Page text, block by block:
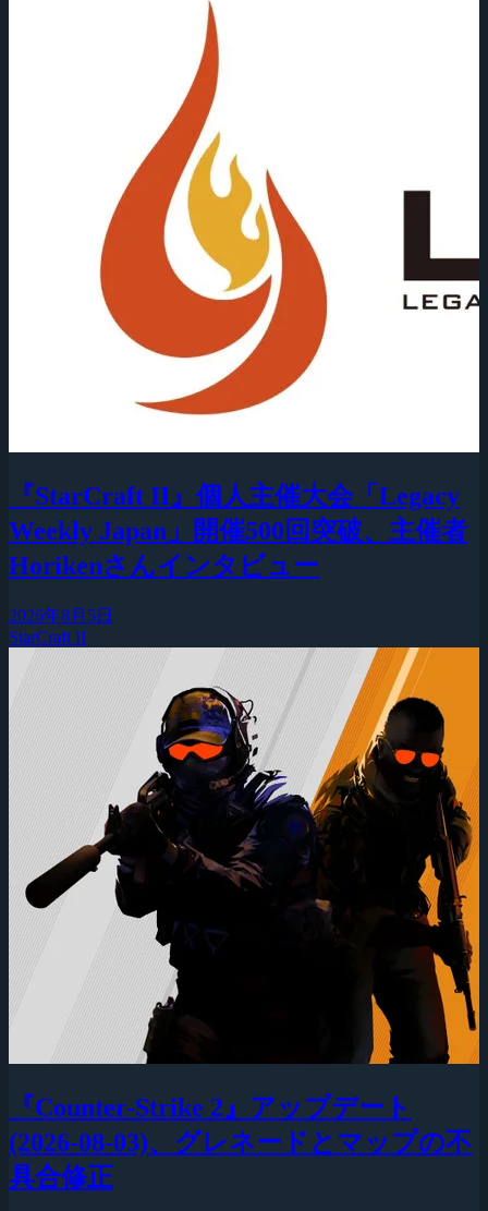
『StarCraft II』個人主催大会「Legacy
Weekly Japan」開催500回突破、主催者
Horikenさんインタビュー
2026年8月5日
StarCraft II
『Counter-Strike 2』アップデート
(2026-08-03)、グレネードとマップの不
具合修正